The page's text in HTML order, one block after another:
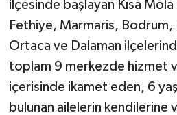
ilçesinde başlayan Kısa
Fethiye, Marmaris, Bodrum,
Ortaca ve Dalaman
toplam 9 merkezde hizmet
içerisinde ikamet eden, 6 yaş
bulunan ailelerin kendilerine